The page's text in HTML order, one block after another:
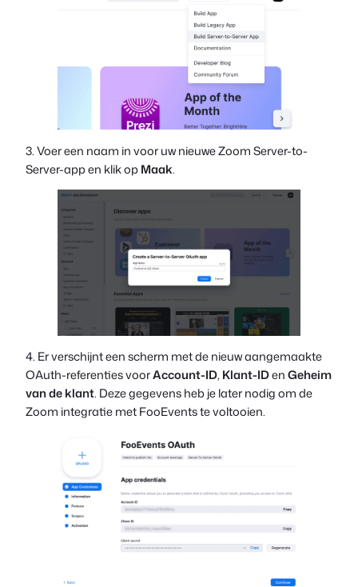
3. Voer een naam in voor uw nieuwe Zoom Server-to-
Server-app en klik opMaak.
4. Er verschijnt een scherm met de nieuw aangemaakte
OAuth-referenties voorAccount-ID,Klant-IDenGeheim
van de klant. Deze gegevens heb je later nodig om de
Zoom integratie met FooEvents te voltooien.